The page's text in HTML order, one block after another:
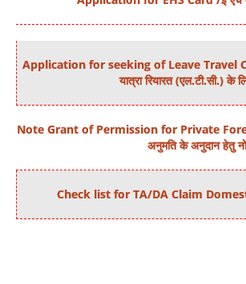
Application for seeking of Leave Travel
यात्रा रियारत (एल.टी.सी.) के
Note Grant of Permission for Private
अनुमति के अनुदान हेतु
Check list for TA/DA Claim